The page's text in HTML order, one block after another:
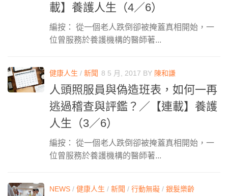
載】養護人生（4／6）
編按： 從一個老人跌倒卻被掩蓋真相開始，一
位曾服務於養護機構的醫師著...
健康人生 / 新聞 8 5 月, 2017 BY 陳和謙
人頭照服員與偽造班表，如何一再
逃過稽查與評鑑？／【連載】養護
人生（3／6）
編按： 從一個老人跌倒卻被掩蓋真相開始，一
位曾服務於養護機構的醫師著...
NEWS / 健康人生 / 新聞 / 行動無礙 / 銀髮樂齡